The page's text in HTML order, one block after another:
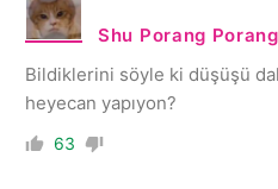
Shu Porang
Bildiklerini söyle ki düşüşü
heyecan yapıyon?
63